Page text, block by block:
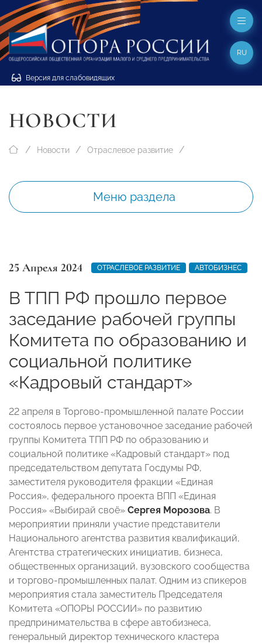
Версия для слабовидящих
RU
НОВОСТИ
Новости Отраслевое развитие
Меню раздела
25 Апреля 2024 ОТРАСЛЕВОЕ РАЗВИТИЕ АВТОБИЗНЕС
В ТПП РФ прошло первое
заседание рабочей группы
Комитета по образованию и
социальной политике
«Кадровый стандарт»
22 апреля в Торгово-промышленной палате России
состоялось первое установочное заседание рабочей
группы Комитета ТПП РФ по образованию и
социальной политике «Кадровый стандарт» под
председательством депутата Госдумы РФ,
заместителя руководителя фракции «Единая
Россия», федерального проекта ВПП «Единая
Россия» «Выбирай своё» Сергея Морозова. В
мероприятии приняли участие представители
Национального агентства развития квалификаций,
Агентства стратегических инициатив, бизнеса,
общественных организаций, вузовского сообщества
и торгово-промышленных палат. Одним из спикеров
мероприятия стала заместитель Председателя
Комитета «ОПОРЫ РОССИИ» по развитию
предпринимательства в сфере автобизнеса,
генеральный директор технического кластера